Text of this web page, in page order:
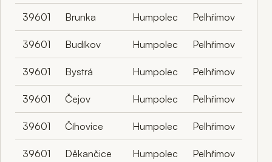
39601 Brunka Humpolec Pelhřimov
39601 Budíkov Humpolec Pelhřimov
39601 Bystrá Humpolec Pelhřimov
39601 Čejov Humpolec Pelhřimov
39601 Číhovice Humpolec Pelhřimov
39601 Děkančice Humpolec Pelhřimov